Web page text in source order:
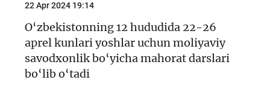
22 Apr 2024 19:14
O‘zbekistonning 12 hududida 22-26
aprel kunlari yoshlar uchun moliyaviy
savodxonlik bo‘yicha mahorat darslari
bo‘lib o‘tadi